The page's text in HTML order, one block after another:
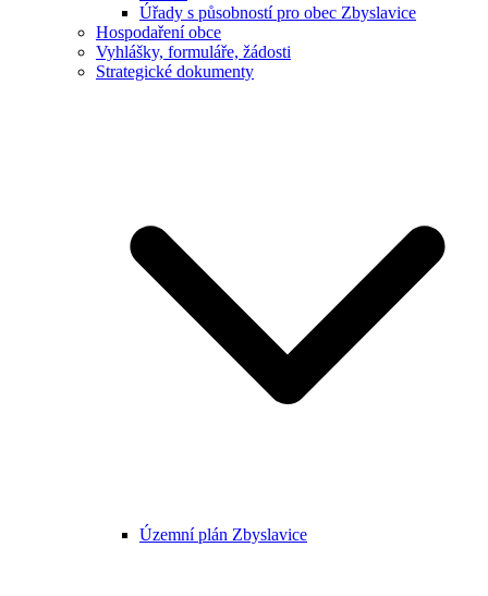
Úřady s působností pro obec Zbyslavice
Hospodaření obce
Vyhlášky, formuláře, žádosti
Strategické dokumenty
Územní plán Zbyslavice